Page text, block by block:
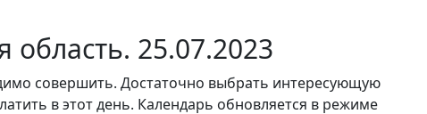
область. 25.07.2023
совершить. Достаточно выбрать интересующую
в этот день. Календарь обновляется в режиме